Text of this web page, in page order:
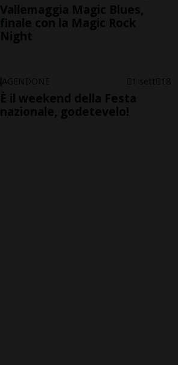
Vallemaggia Magic Blues,
finale con la Magic Rock
Night
AGENDONE 1 sett 18
È il weekend della Festa
nazionale, godetevelo!